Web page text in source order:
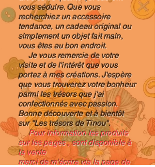
vous séduire. Que vous
recherchiez un accessoire
tendance, un cadeau original ou
simplement un objet fait main,
vous êtes au bon endroit.
Je vous remercie de votre
visite et de l'intérêt que vous
portez à mes créations. J'espère
que vous trouverez votre bonheur
parmi les trésors que j'ai
confectionnés avec passion.
Bonne découverte et à bientôt
sur "Les trésors de Tinou".
Pour information les produits
sur les pages , sont disponible à
la vente
merci de m'écrire via la page de